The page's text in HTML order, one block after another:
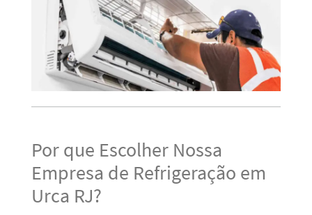
Por que Escolher Nossa
Empresa de Refrigeração em
Urca RJ?